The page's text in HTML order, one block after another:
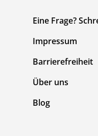
Eine Frage?
Impressum
Barrierefreiheit
Über uns
Blog